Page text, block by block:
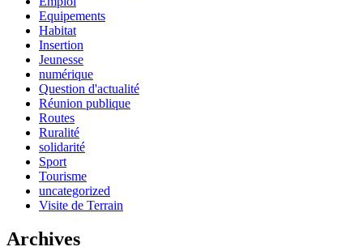
Equipements
Habitat
Insertion
Jeunesse
numérique
Question d'actualité
Réunion publique
Routes
Ruralité
solidarité
Sport
Tourisme
uncategorized
Visite de Terrain
Archives